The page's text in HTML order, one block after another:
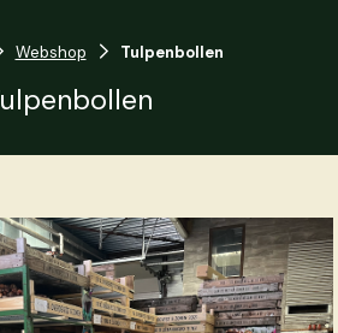
Webshop Tulpenbollen
Tulpenbollen